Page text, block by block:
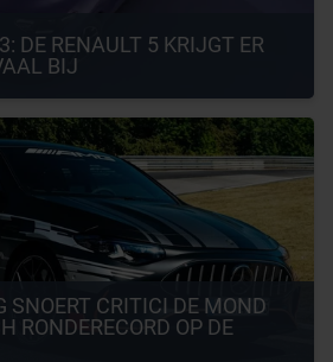
DE RENAULT 5 KRIJGT ER
BIJ
SNOERT CRITICI DE MOND
RONDERECORD OP DE